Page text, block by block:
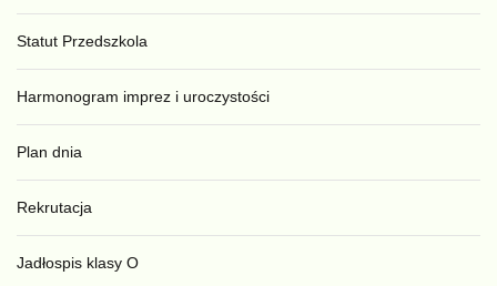
Statut Przedszkola
Harmonogram imprez i uroczystości
Plan dnia
Rekrutacja
Jadłospis klasy O